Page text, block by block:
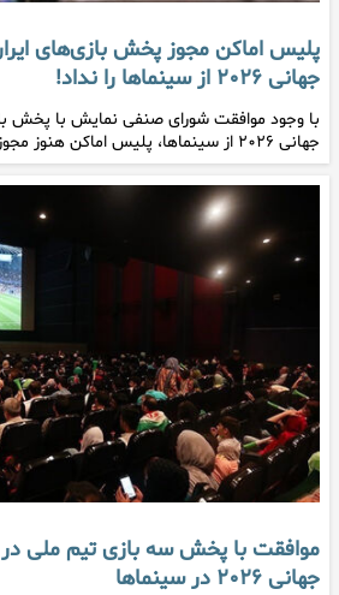
پلیس اماکن مجوز پخش بازی‌های
جهانی ۲۰۲۶ از سینماها را نداد!
با وجود موافقت شورای صنفی نمایش با پخش
جهانی ۲۰۲۶ از سینماها، پلیس اماکن هنوز مجوز پخش مسابقه…
موافقت با پخش سه بازی تیم ملی
جهانی ۲۰۲۶ در سینماها